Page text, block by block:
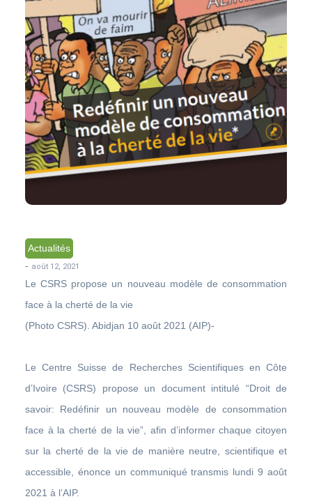
Actualités
- août 12, 2021
Le CSRS propose un nouveau modèle de consommation
face à la cherté de la vie
(Photo CSRS). Abidjan 10 août 2021 (AIP)-
Le Centre Suisse de Recherches Scientifiques en Côte
d’Ivoire (CSRS) propose un document intitulé “Droit de
savoir: Redéfinir un nouveau modèle de consommation
face à la cherté de la vie”, afin d’informer chaque citoyen
sur la cherté de la vie de manière neutre, scientifique et
accessible, énonce un communiqué transmis lundi 9 août
2021 à l’AIP.